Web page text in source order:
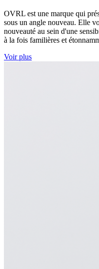
OVRL est une marque qui
sous un angle nouveau. Elle
nouveauté au sein d'une
à la fois familières et
Voir plus